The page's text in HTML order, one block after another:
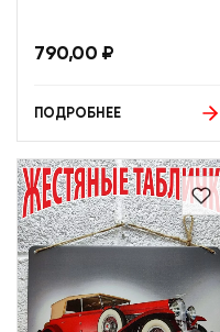
790,00 ₽
ПОДРОБНЕЕ